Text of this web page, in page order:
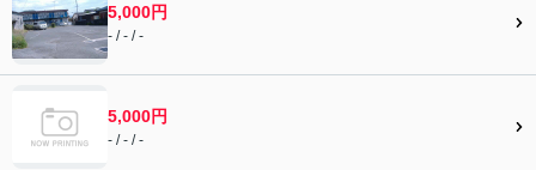
5,000円
- / - / -
5,000円
- / - / -